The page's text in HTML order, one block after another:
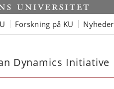
Forskning på KU Nyheder
Dynamics Initiative